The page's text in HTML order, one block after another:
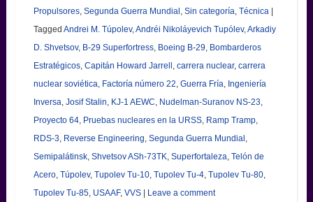
Propulsores, Segunda Guerra Mundial , Sin categoría, Técnica
Tagged Andrei M. Túpolev,Andréi Nikoláyevich Tupólev,Arkadiy
D. Shvetsov, B-29 Superfortress, Boeing B-29, Bombarderos
Estratégicos, Capitán Howard Jarrell , carrera nuclear, carrera
nuclear soviética, Factoría número 22, Guerra Fría, Ingeniería
Inversa, Josif Stalin, KJ-1 AEWC, Nudelman-Suranov NS-23,
Proyecto 64, Pruebas nucleares en la URSS, Ramp Tramp,
RDS-3, Reverse Engineering, Segunda Guerra Mundial ,
Semipalátinsk, Shvetsov ASh-73TK, Superfortaleza, Telón de
Acero, Túpolev, Tupolev Tu-10, Tupolev Tu-4, Tupolev Tu-80,
Tupolev Tu-85, USAAF, VVS Leave a comment